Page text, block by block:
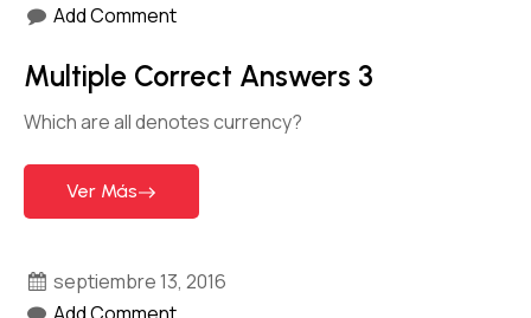
Add Comment
Multiple Correct Answers 3
Which are all denotes currency?
Ver Más
septiembre 13, 2016